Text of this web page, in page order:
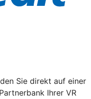
Sie direkt auf einer
Ihrer VR